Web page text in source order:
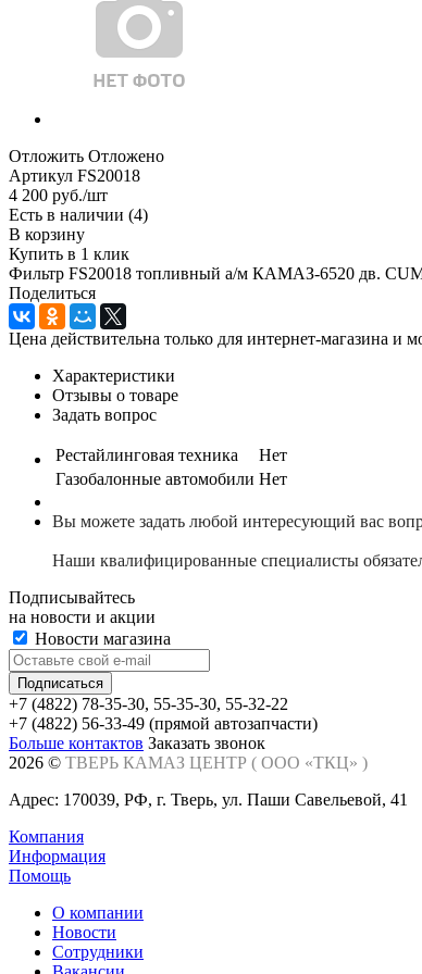
Отложить Отложено
Артикул FS20018
4 200 руб./шт
Есть в наличии (4)
В корзину
Купить в 1 клик
Фильтр FS20018 топливный а/м КАМАЗ-6520 дв.
Поделиться
Цена действительна только для интернет-магазина и
Характеристики
Отзывы о товаре
Задать вопрос
Рестайлинговая техника
Нет
Газобалонные автомобили Нет
Вы можете задать любой интересующий вас
Наши квалифицированные специалисты
Подписывайтесь
на новости и акции
Новости магазина
+7 (4822) 78-35-30, 55-35-30, 55-32-22
+7 (4822) 56-33-49 (прямой автозапчасти)
Больше контактов Заказать звонок
2026 © ТВЕРЬ КАМАЗ ЦЕНТР ( ООО «ТКЦ» )
Адрес: 170039, РФ, г. Тверь, ул. Паши Савельевой, 41
Компания
Информация
Помощь
О компании
Новости
Сотрудники